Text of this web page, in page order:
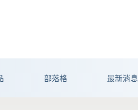
部落格 最新消息